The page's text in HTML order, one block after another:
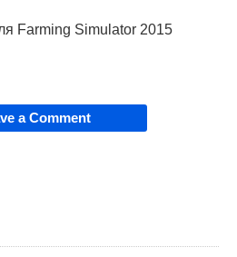
Farming Simulator 2015
a Comment